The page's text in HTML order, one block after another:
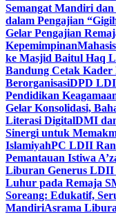
Semangat Mandiri
dalam Pengajian
Gelar Pengajian
Kepemimpinan
ke Masjid Baitul Haq
Bandung Cetak
BerorganisasiDPD
Pendidikan
Gelar Konsolidasi,
Literasi DigitalDMI
Sinergi untuk
IslamiyahPC LDII
Pemantauan Istiwa
Liburan Generus LDII
Luhur pada Remaja
Soreang: Edukatif,
MandiriAsrama